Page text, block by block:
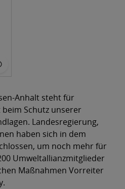
Anhalt steht für
Schutz unserer
Landesregierung,
haben sich in dem
um noch mehr für
Umweltallianzmitglieder
Maßnahmen Vorreiter